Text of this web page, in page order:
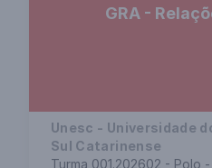
GRA -
Unesc - Universidade
Sul Catarinense
Turma 001.202602 - Polo